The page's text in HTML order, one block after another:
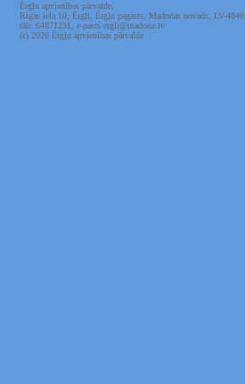
Ērgļu apvienības pārvalde,
Rīgas iela 10, Ērgļi, Ērgļu pagasts, Madonas novads, LV-4840,
tālr. 64871231, e-pasts ergli@madona.lv
(c) 2026 Ērgļu apvienības pārvalde